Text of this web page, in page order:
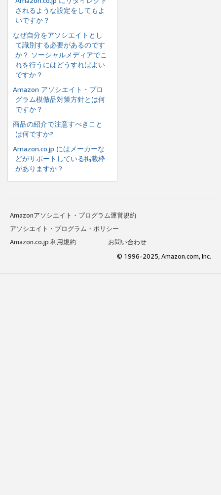
されるような設定をしてもよ
いですか？
なぜ自分をアソシエイトとし
て識別する必要があるのです
か？ ソーシャルメディアでこ
れを行うにはどうすればよい
ですか？
Amazon アソシエイト・プロ
グラム模倣品対策方針とは何
ですか？
商品の紹介で注意すべきこと
は何ですか?
Amazon.co.jp にはメーカーな
どがサポートしている掲載枠
がありますか？
Amazonアソシエイト・プログラム運営規約
アソシエイト・プログラム・ポリシー
Amazon.co.jp 利用規約
お問い合わせ
© 1996-2025, Amazon.com, Inc.